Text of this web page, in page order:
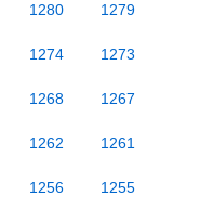
1280 1279
1274 1273
1268 1267
1262 1261
1256 1255